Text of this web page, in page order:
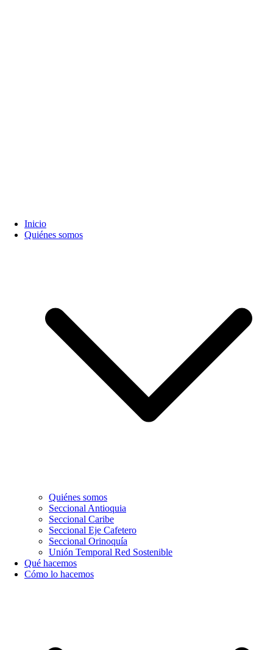
Inicio
Quiénes somos
Quiénes somos
Seccional Antioquia
Seccional Caribe
Seccional Eje Cafetero
Seccional Orinoquía
Unión Temporal Red Sostenible
Qué hacemos
Cómo lo hacemos